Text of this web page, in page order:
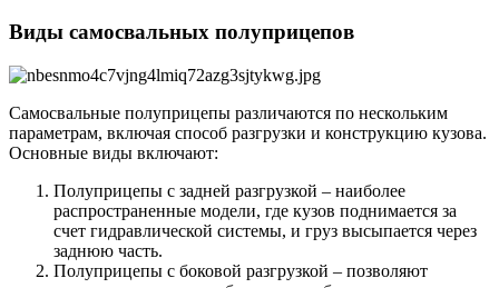
Виды самосвальных полуприцепов
Самосвальные полуприцепы различаются по нескольким
параметрам, включая способ разгрузки и конструкцию кузова.
Основные виды включают:
Полуприцепы с задней разгрузкой – наиболее
распространенные модели, где кузов поднимается за
счет гидравлической системы, и груз высыпается через
заднюю часть.
Полуприцепы с боковой разгрузкой – позволяют